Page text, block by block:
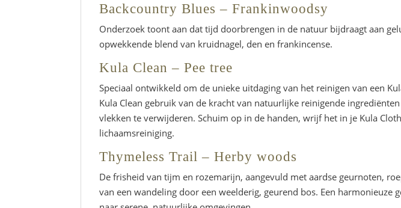
Backcountry Blues – Frankinwoodsy
Onderzoek toont aan dat tijd doorbrengen in de natuur bijdraagt aan
opwekkende blend van kruidnagel, den en frankincense.
Kula Clean – Pee tree
Speciaal ontwikkeld om de unieke uitdaging van het reinigen van een
Kula Clean gebruik van de kracht van natuurlijke reinigende
vlekken te verwijderen. Schuim op in de handen, wrijf het in je Kula
lichaamsreiniging.
Thymeless Trail – Herby woods
De frisheid van tijm en rozemarijn, aangevuld met aardse geurnoten,
van een wandeling door een weelderig, geurend bos. Een harmonieuze